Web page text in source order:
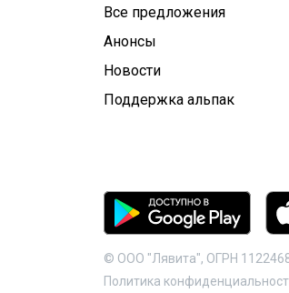
Все предложения
Анонсы
Новости
Поддержка альпак
© ООО "Лявита", ОГРН
Политика